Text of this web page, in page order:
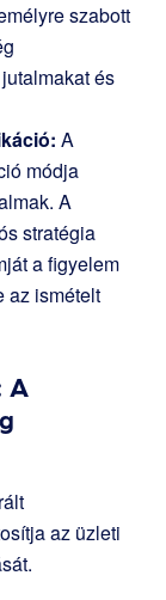
szabott
és
A
módja
A
stratégia
a figyelem
az ismételt
A
az üzleti